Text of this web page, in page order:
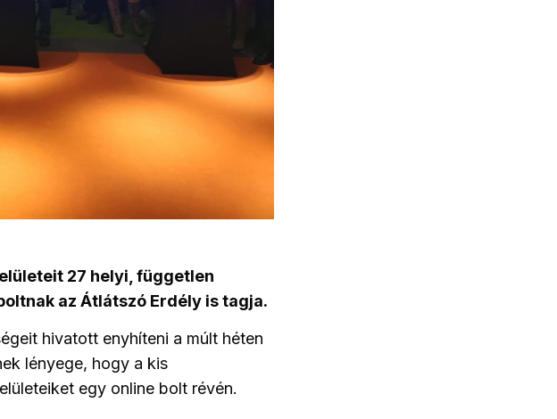
27 helyi, független
az Átlátszó Erdély is tagja.
hivatott enyhíteni a múlt héten
lényege, hogy a kis
egy online bolt révén.